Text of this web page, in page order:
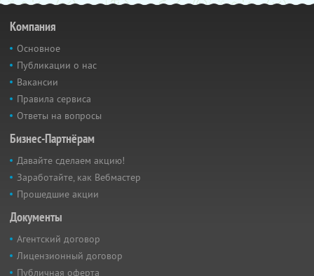
Компания
Основное
Публикации о нас
Вакансии
Правила сервиса
Ответы на вопросы
Бизнес-Партнёрам
Давайте сделаем акцию!
Заработайте, как Вебмастер
Прошедшие акции
Документы
Агентский договор
Лицензионный договор
Публичная оферта